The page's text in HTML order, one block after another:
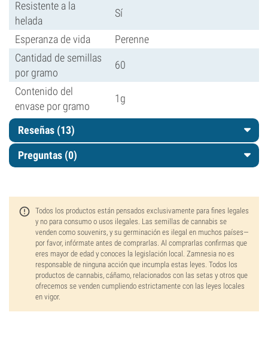
Resistente a la
helada
Sí
Esperanza de vida
Perenne
Cantidad de semillas
por gramo
60
Contenido del
envase por gramo
1g
Reseñas (13)
Preguntas (0)
Todos los productos están pensados exclusivamente para fines legales
y no para consumo o usos ilegales. Las semillas de cannabis se
venden como souvenirs, y su germinación es ilegal en muchos países—
por favor, infórmate antes de comprarlas. Al comprarlas confirmas que
eres mayor de edad y conoces la legislación local. Zamnesia no es
responsable de ninguna acción que incumpla estas leyes. Todos los
productos de cannabis, cáñamo, relacionados con las setas y otros que
ofrecemos se venden cumpliendo estrictamente con las leyes locales
en vigor.